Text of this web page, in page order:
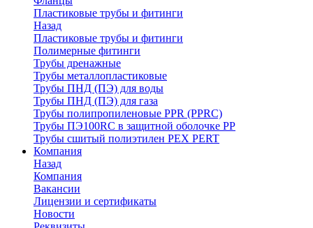
Пластиковые трубы и фитинги
Назад
Пластиковые трубы и фитинги
Полимерные фитинги
Трубы дренажные
Трубы металлопластиковые
Трубы ПНД (ПЭ) для воды
Трубы ПНД (ПЭ) для газа
Трубы полипропиленовые PPR (PPRC)
Трубы ПЭ100RC в защитной оболочке PP
Трубы сшитый полиэтилен PEX PERT
Компания
Назад
Компания
Вакансии
Лицензии и сертификаты
Новости